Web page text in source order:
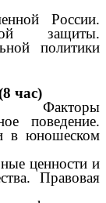
России.
защиты.
политики
час)
Факторы
поведение.
в юношеском
ценности и
Правовая